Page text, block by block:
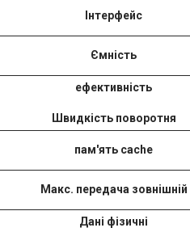
Інтерфейс
Ємність
ефективність
Швидкість поворотня
пам'ять cache
Макс. передача зовнішній
Дані фізичні